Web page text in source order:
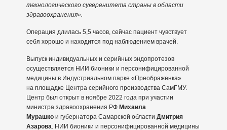
технологического суверенитета страны в области
здравоохранения».
Операция длилась 5,5 часов, сейчас пациент чувствует
себя хорошо и находится под наблюдением врачей.
Выпуск индивидуальных и серийных эндопротезов
осуществляется НИИ бионики и персонифицированной
медицины в Индустриальном парке «Преображенка»
на площадке Центра серийного производства СамГМУ.
Центр был открыт в ноябре 2022 года при участии
министра здравоохранения РФ Михаила
Мурашкои губернатора Самарской области Дмитрия
Азарова. НИИ бионики и персонифицированной медицины